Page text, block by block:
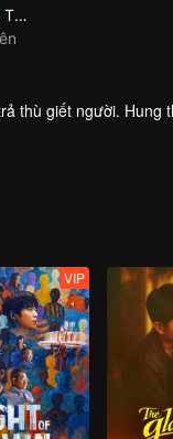
thù giết người. Hung
xác xuống biển,
hành vi phạm tội.
VIP